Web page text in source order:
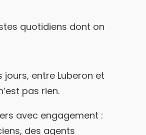
quotidiens dont on
jours, entre Luberon et
pas rien.
avec engagement :
des agents